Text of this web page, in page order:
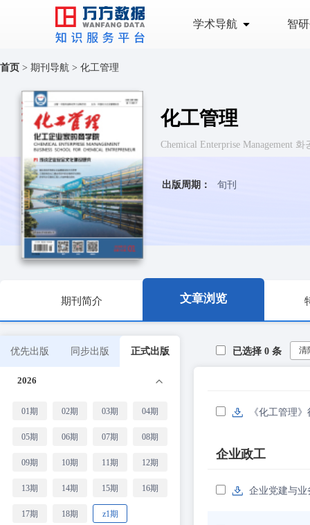
学术导航 智
首页 > 期刊导航 > 化工管理
化工管理
Chemical Enterprise Management 화
出版周期： 旬刊
期刊简介 文章浏览
优先出版 同步出版 正式出版
2026
01期 02期 03期 04期
05期 06期 07期 08期
09期 10期 11期 12期
13期 14期 15期 16期
17期 18期 z1期
已选择 0 条 清
《化工管理
企业政工
企业党建与